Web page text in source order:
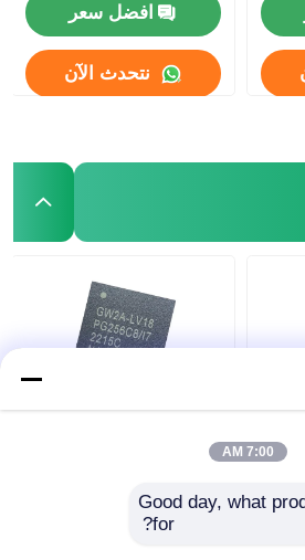
افضل سعر
نتحدث الآن
40K GW2A-
LV18PG256C8/I7
افضل سعر
7:00 AM
Good day, what
for?